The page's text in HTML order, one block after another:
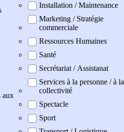
aux
Installation / Maintenance
Marketing / Stratégie
commerciale
Ressources Humaines
Santé
Secrétariat / Assistanat
Services à la personne / à la
collectivité
Spectacle
Sport